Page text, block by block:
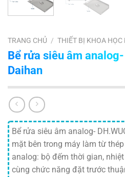
TRANG CHỦ / THIẾT BỊ KHOA HỌC
Bể rửa siêu âm
Daihan
Bể rửa siêu âm analog-
mặt bên trong máy làm từ
analog: bộ đếm thời gian,
cùng chức năng đặt trước